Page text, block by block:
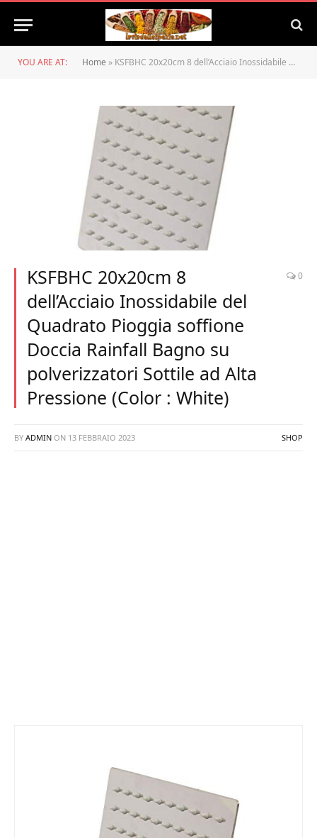
YOU ARE AT: Home » KSFBHC 20x20cm 8 dell’Acciaio Inossidabile del Quadrato Pioggia soffione Doccia Rainfall Bagno su polverizzatori Sottile ad Alta Pressione (Color : White)
KSFBHC 20x20cm 8
dell’Acciaio Inossidabile del
Quadrato Pioggia soffione
Doccia Rainfall Bagno su
polverizzatori Sottile ad Alta
Pressione (Color : White)
0
BY ADMIN ON 13 FEBBRAIO 2023 SHOP